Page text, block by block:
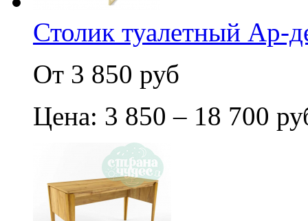
Столик туалетный Ар-
От 3 850 руб
Цена: 3 850 – 18 700